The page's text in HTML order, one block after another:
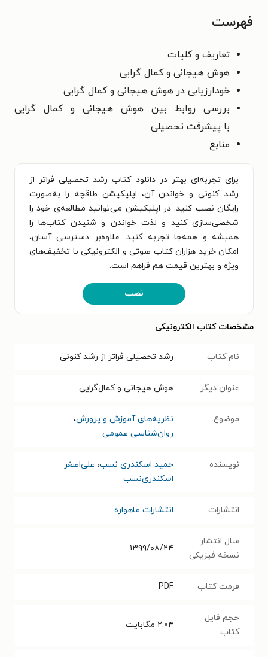
فهرست
تعاریف و کلیات
هوش هیجانی و کمال گرایی
خودارزیابی در هوش هیجانی و کمال گرایی
بررسی روابط بین هوش هیجانی و کمال گرایی
با پیشرفت تحصیلی
منابع
برای تجربه‌ای بهتر در دانلود کتاب رشد تحصیلی فراتر از
رشد کنونی و خواندن آن، اپلیکیشن طاقچه را به‌صورت
رایگان نصب کنید. در اپلیکیشن می‌توانید مطالعه‌ی خود را
شخصی‌سازی کنید و لذت خواندن و شنیدن کتاب‌ها را
همیشه و همه‌جا تجربه کنید. علاوه‌بر دسترسی آسان،
امکان خرید هزاران کتاب صوتی و الکترونیکی با تخفیف‌های
ویژه و بهترین قیمت هم فراهم است.
نصب
مشخصات کتاب الکترونیکی
نام کتاب رشد تحصیلی فراتر از رشد کنونی
عنوان دیگر هوش هیجانی و کمال‌گرایی
موضوع نظریه‌های آموزش و پرورش،
روان‌شناسی عمومی
نویسنده حمید اسکندری نسب، علی‌اصغر
اسکندری‌نسب
انتشارات انتشارات ماهواره
سال انتشار
نسخه فیزیکی
۱۳۹۹/۰۸/۲۴
فرمت کتاب PDF
حجم فایل
کتاب
۲.۰۴ مگابایت